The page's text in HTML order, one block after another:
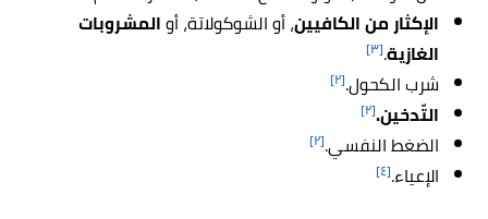
الإكثار من الكافيين، أو الشوكولاتة، أوالمشروبات
الغازية.[٣]
شرب الكحول.[٢]
التّدخين.[٢]
الضغط النفسي.[٢]
الإعياء.[٤]